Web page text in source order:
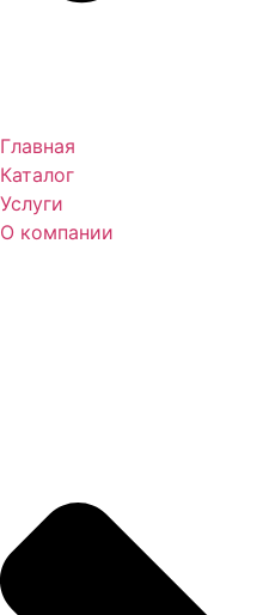
Главная
Каталог
Услуги
О компании